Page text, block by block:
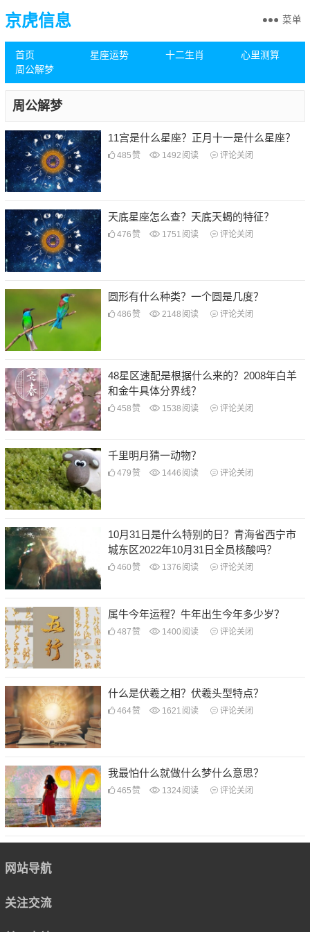
京虎信息
首页 星座运势 十二生肖
心里测算
周公解梦
菜单
周公解梦
11宫是什么星座？正月十一是什么星座？
485 赞 1492 阅读 评论关闭
天底星座怎么查？天底天蝎的特征？
476 赞 1751 阅读 评论关闭
圆形有什么种类？一个圆是几度？
486 赞 2148 阅读 评论关闭
48星区速配是根据什么来的？2008年白羊
和金牛具体分界线？
458 赞 1538 阅读 评论关闭
千里明月猜一动物？
479 赞 1446 阅读 评论关闭
10月31日是什么特别的日？青海省西宁市
城东区2022年10月31日全员核酸吗？
460 赞 1376 阅读 评论关闭
属牛今年运程？牛年出生今年多少岁？
487 赞 1400 阅读 评论关闭
什么是伏羲之相？伏羲头型特点？
464赞 1621 阅读 评论关闭
我最怕什么就做什么梦什么意思？
465 赞 1324阅读 评论关闭
网站导航
关注交流